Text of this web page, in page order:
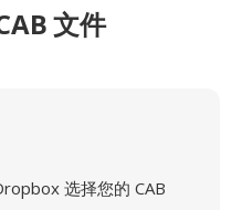
文件
选择您的 CAB